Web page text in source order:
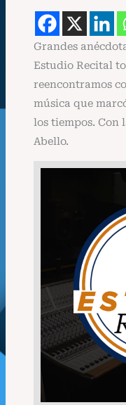
Grandes
Estudio Recital
reencontramos
música que
los tiempos. Con
Abello.